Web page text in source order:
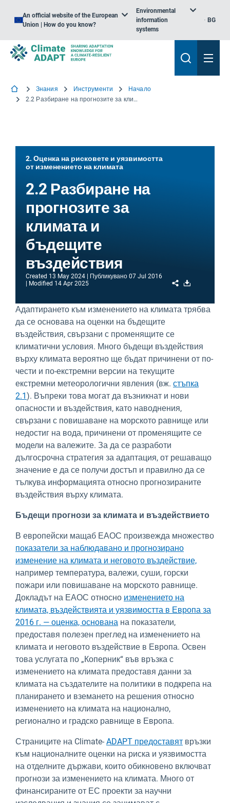
An official website of the European
Union | How do you know?
Environmental
information
systems
BG
Знания Инструменти
Начало
2.2 Разбиране на прогнозите за климата и бъдещите въздействия
2. Оценка на рисковете и уязвимостта
от изменението на климата
2.2 Разбиране на
прогнозите за
климата и
бъдещите
въздействия
Created 13 May 2024 Публикувано 07 Jul 2016
Modified 14 Apr 2025 Share
Адаптирането към изменението на климата трябва
да се основава на оценки на бъдещите
въздействия, свързани с променящите се
климатични условия. Много бъдещи въздействия
върху климата вероятно ще бъдат причинени от по-
чести и по-екстремни версии на текущите
екстремни метеорологични явления (вж. стъпка
2.1). Въпреки това могат да възникнат и нови
опасности и въздействия, като наводнения,
свързани с повишаване на морското равнище или
недостиг на вода, причинени от променящите се
модели на валежите. За да се разработи
дългосрочна стратегия за адаптация, от решаващо
значение е да се получи достъп и правилно да се
тълкува информацията относно прогнозираните
въздействия върху климата.
Бъдещи прогнози за климата и въздействието
В европейски мащаб ЕАОС произвежда множество
показатели за наблюдавано и прогнозирано
изменение на климата и неговото въздействие,
например температура, валежи, суши, горски
пожари или повишаване на морското равнище.
Докладът на ЕАОС относно изменението на
климата, въздействията и уязвимостта в Европа за
2016 г. — оценка, основана на показатели,
предоставя полезен преглед на изменението на
климата и неговото въздействие в Европа. Освен
това услугата по „Коперник“ във връзка с
изменението на климата предоставя данни за
климата на създателите на политики в подкрепа на
планирането и вземането на решения относно
изменението на климата на национално,
регионално и градско равнище в Европа.
Страниците на Climate- ADAPT предоставят връзки
към националните оценки на риска и уязвимостта
на отделните държави, които обикновено включват
прогнози за изменението на климата. Много от
финансираните от ЕС проекти за научни